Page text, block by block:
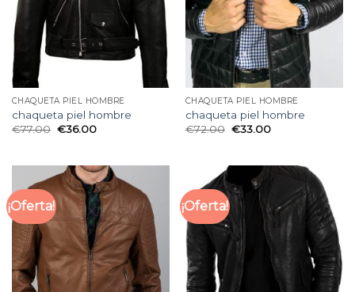
CHAQUETA PIEL HOMBRE
chaqueta piel hombre
€77.00 €36.00
CHAQUETA PIEL HOMBRE
chaqueta piel hombre
€72.00 €33.00
¡Oferta! ¡Oferta!